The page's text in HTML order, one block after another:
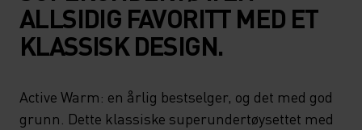
ALLSIDIG FAVORITT MED ET
KLASSISK DESIGN.
Active Warm: en årlig bestselger, og det med god
grunn. Dette klassiske superundertøysettet med